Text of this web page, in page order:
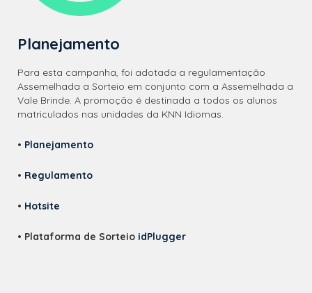
Planejamento
Para esta campanha, foi adotada a regulamentação
Assemelhada a Sorteio em conjunto com a Assemelhada a
Vale Brinde. A promoção é destinada a todos os alunos
matriculados nas unidades da KNN Idiomas.
• Planejamento
• Regulamento
• Hotsite
• Plataforma de Sorteio idPlugger